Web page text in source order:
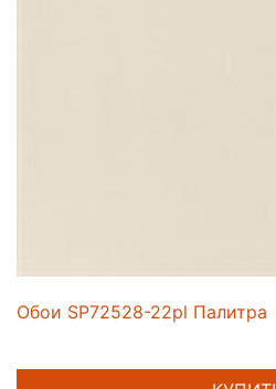
Обои SP72528-22pl Палитра